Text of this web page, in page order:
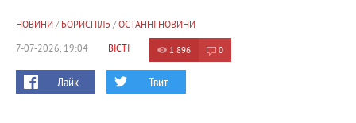
НОВИНИ/ БОРИСПІЛЬ/ ОСТАННІ НОВИНИ
7-07-2026, 19:04
ВІСТІ 1 896 0
Лайк Твит